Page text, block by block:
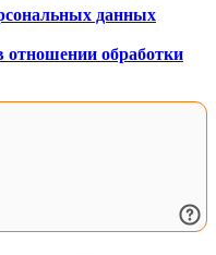
данных
отношении обработки